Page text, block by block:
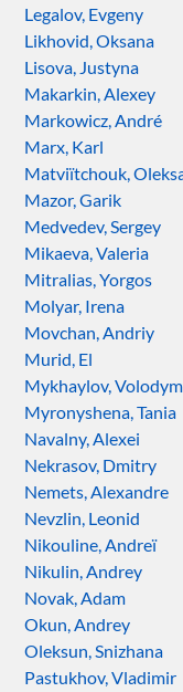
Legalov, Evgeny
Likhovid, Oksana
Lisova, Justyna
Makarkin, Alexey
Markowicz, André
Marx, Karl
Matviïtchouk,
Mazor, Garik
Medvedev, Sergey
Mikaeva, Valeria
Mitralias, Yorgos
Molyar, Irena
Movchan, Andriy
Murid, El
Mykhaylov,
Myronyshena, Tania
Navalny, Alexei
Nekrasov, Dmitry
Nemets, Alexandre
Nevzlin, Leonid
Nikouline, Andreï
Nikulin, Andrey
Novak, Adam
Okun, Andrey
Oleksun, Snizhana
Pastukhov, Vladimir